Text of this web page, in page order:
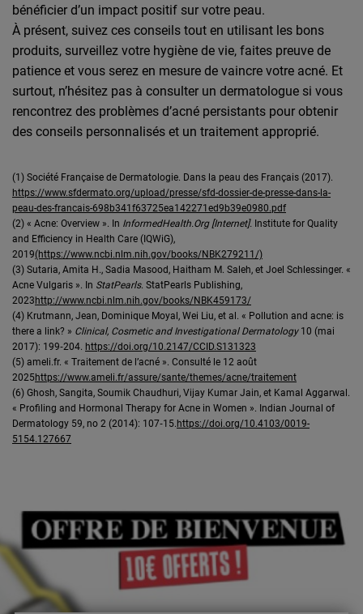
bénéficier d’un impact positif sur votre peau.
À présent, suivez ces conseils tout en utilisant les bons
produits, surveillez votre hygiène de vie, faites preuve de
patience et vous serez en mesure de vaincre votre acné. Et
surtout, n’hésitez pas à consulter un dermatologue si vous
rencontrez des problèmes d’acné persistants pour obtenir
des conseils personnalisés et un traitement approprié.
(1) Société Française de Dermatologie. Dans la peau des Français (2017).
https://www.sfdermato.org/upload/presse/sfd-dossier-de-presse-dans-la-
peau-des-francais-698b341f63725ea142271ed9b39e0980.pdf
(2) « Acne: Overview ». In InformedHealth.Org [Internet]. Institute for Quality
and Efficiency in Health Care (IQWiG),
2019(https://www.ncbi.nlm.nih.gov/books/NBK279211/)
(3) Sutaria, Amita H., Sadia Masood, Haitham M. Saleh, et Joel Schlessinger. «
Acne Vulgaris ». In StatPearls. StatPearls Publishing,
2023 http://www.ncbi.nlm.nih.gov/books/NBK459173/
(4) Krutmann, Jean, Dominique Moyal, Wei Liu, et al. « Pollution and acne: is
there a link? » Clinical, Cosmetic and Investigational Dermatology10 (mai
2017): 199‑204. https://doi.org/10.2147/CCID.S131323
(5) ameli.fr. « Traitement de l’acné ». Consulté le 12 août
2025https://www.ameli.fr/assure/sante/themes/acne/traitement
(6) Ghosh, Sangita, Soumik Chaudhuri, Vijay Kumar Jain, et Kamal Aggarwal.
« Profiling and Hormonal Therapy for Acne in Women ». Indian Journal of
Dermatology 59, no 2 (2014): 107‑15. https://doi.org/10.4103/0019-
5154.127667